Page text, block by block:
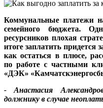
Коммунальные платежи
семейного бюджета.
ресурсников плохая
итоге заплатить придется
как остаться в плюсе,
по работе с частными
«ДЭК»
- Анастасия
должнику в случае